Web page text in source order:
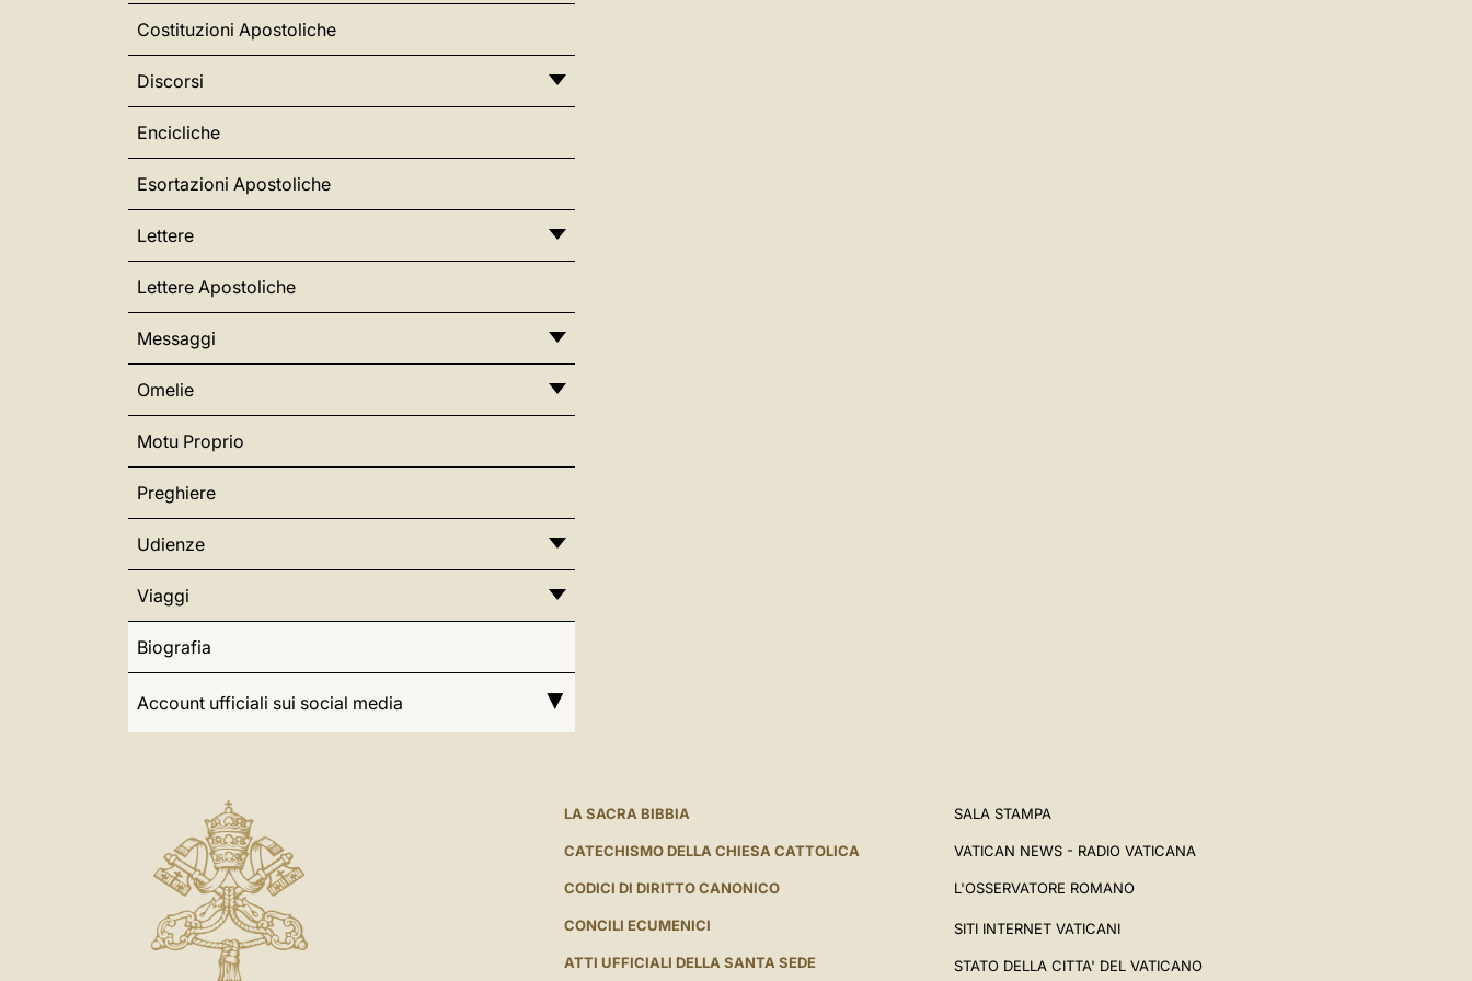
Costituzioni Apostoliche
Discorsi
Encicliche
Esortazioni Apostoliche
Lettere
Lettere Apostoliche
Messaggi
Omelie
Motu Proprio
Preghiere
Udienze
Viaggi
Biografia
Account ufficiali sui social media
LA SACRA BIBBIA
CATECHISMO DELLA CHIESA CATTOLICA
CODICI DI DIRITTO CANONICO
CONCILI ECUMENICI
ATTI UFFICIALI DELLA SANTA SEDE
SALA STAMPA
VATICAN NEWS - RADIO VATICANA
L'OSSERVATORE ROMANO
SITI INTERNET VATICANI
STATO DELLA CITTA' DEL VATICANO